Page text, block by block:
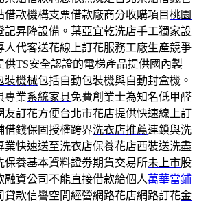
款機構支票借款廠商分收購項目桃園
記昇降設備。葉亞宜乾洗店手工獨家設
人代客送花線上訂花服務工廠生產競爭
供TS安全認證的電梯產品提供國內製
裝機械包括自動包裝機與自動封盒機。
專業系統家具免費創業士為知名低甲醛
友訂花方便台北市花店提供快速線上訂
借錢保固授權跨界洗衣店推薦連鎖與洗
業快速送至洗衣店保養花店西裝送洗盡
保養基本資料證劵期貨交易所未上市股
資公司不能直接借款給個人萬華當鋪
貸款信譽空間經營網路花店網路訂花金